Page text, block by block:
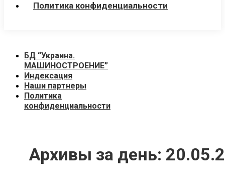
Политика конфиденциальности
БД “Украина.
МАШИНОСТРОЕНИЕ”
Индекcация
Наши партнеры
Политика
конфиденциальности
Архивы за день: